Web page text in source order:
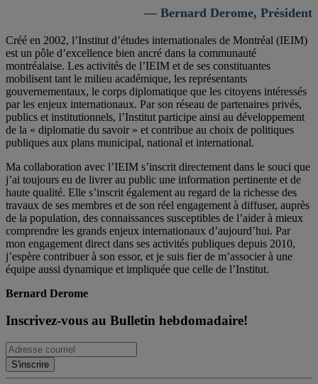
— Bernard Derome, Président
Créé en 2002, l’Institut d’études internationales de Montréal (IEIM)
est un pôle d’excellence bien ancré dans la communauté
montréalaise. Les activités de l’IEIM et de ses constituantes
mobilisent tant le milieu académique, les représentants
gouvernementaux, le corps diplomatique que les citoyens intéressés
par les enjeux internationaux. Par son réseau de partenaires privés,
publics et institutionnels, l’Institut participe ainsi au développement
de la « diplomatie du savoir » et contribue au choix de politiques
publiques aux plans municipal, national et international.
Ma collaboration avec l’IEIM s’inscrit directement dans le souci que
j’ai toujours eu de livrer au public une information pertinente et de
haute qualité. Elle s’inscrit également au regard de la richesse des
travaux de ses membres et de son réel engagement à diffuser, auprès
de la population, des connaissances susceptibles de l’aider à mieux
comprendre les grands enjeux internationaux d’aujourd’hui. Par
mon engagement direct dans ses activités publiques depuis 2010,
j’espère contribuer à son essor, et je suis fier de m’associer à une
équipe aussi dynamique et impliquée que celle de l’Institut.
Bernard Derome
Inscrivez-vous au Bulletin hebdomadaire!